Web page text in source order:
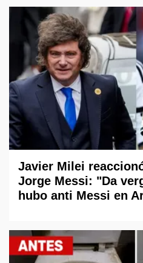
Javier Milei
Jorge Messi: "Da
hubo anti Messi en